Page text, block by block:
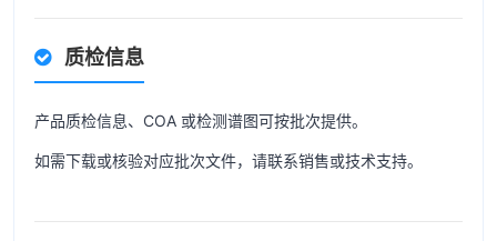
质检信息
产品质检信息、COA 或检测谱图可按批次提供。
如需下载或核验对应批次文件，请联系销售或技术支持。